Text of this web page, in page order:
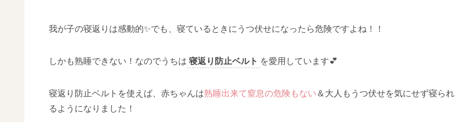
我が子の寝返りは感動的✨でも、寝ているときにうつ伏せになったら危険ですよね！！
しかも熟睡できない！なのでうちは 寝返り防止ベルト を愛用しています💕
寝返り防止ベルトを使えば、赤ちゃんは熟睡出来て窒息の危険もない ＆大人もうつ伏せを気にせず寝られ
るようになりました！